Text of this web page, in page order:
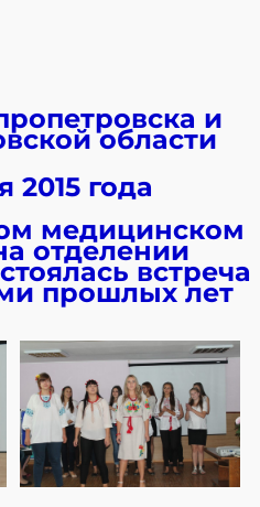
и
области
2015 года
медицинском
отделении
встреча
прошлых лет